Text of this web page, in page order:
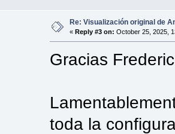
Re: Visualización original de
« Reply #3 on: October 25, 2025,
Gracias
toda la